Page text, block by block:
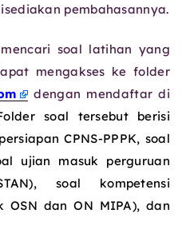
pembahasannya.
soal latihan yang
mengakses ke folder
dengan mendaftar di
soal tersebut berisi
CPNS-PPPK, soal
ujian masuk perguruan
soal kompetensi
OSN dan ON MIPA), dan